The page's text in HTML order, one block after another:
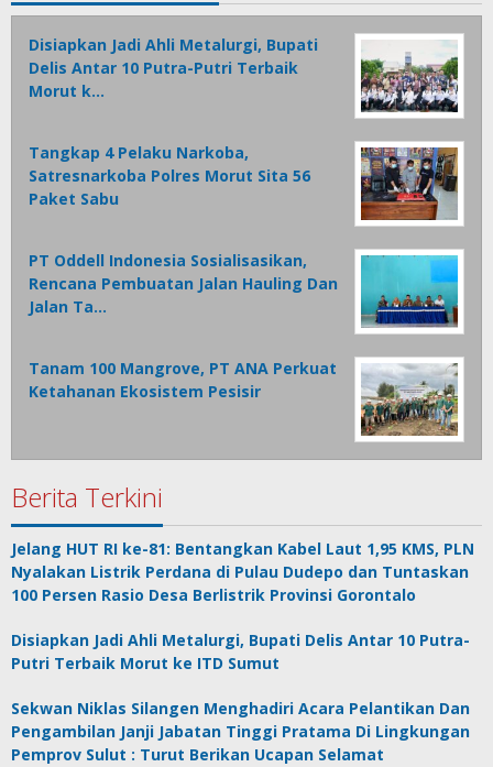
Disiapkan Jadi Ahli Metalurgi, Bupati
Delis Antar 10 Putra-Putri Terbaik
Morut k…
Tangkap 4 Pelaku Narkoba,
Satresnarkoba Polres Morut Sita 56
Paket Sabu
PT Oddell Indonesia Sosialisasikan,
Rencana Pembuatan Jalan Hauling Dan
Jalan Ta…
Tanam 100 Mangrove, PT ANA Perkuat
Ketahanan Ekosistem Pesisir
Berita Terkini
Jelang HUT RI ke-81: Bentangkan Kabel Laut 1,95 KMS, PLN
Nyalakan Listrik Perdana di Pulau Dudepo dan Tuntaskan
100 Persen Rasio Desa Berlistrik Provinsi Gorontalo
Disiapkan Jadi Ahli Metalurgi, Bupati Delis Antar 10 Putra-
Putri Terbaik Morut ke ITD Sumut
Sekwan Niklas Silangen Menghadiri Acara Pelantikan Dan
Pengambilan Janji Jabatan Tinggi Pratama Di Lingkungan
Pemprov Sulut : Turut Berikan Ucapan Selamat